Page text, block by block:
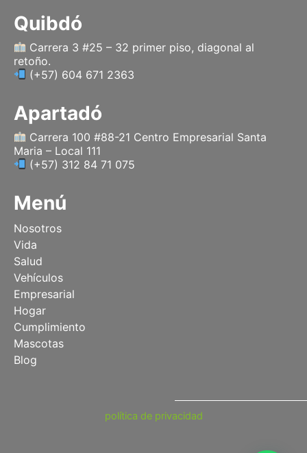
Quibdó
Carrera 3 #25 – 32 primer piso, diagonal al
retoño.
(+57) 604 671 2363
Apartadó
Carrera 100 #88-21 Centro Empresarial Santa
Maria – Local 111
(+57) 312 84 71 075
Menú
Nosotros
Vida
Salud
Vehículos
Empresarial
Hogar
Cumplimiento
Mascotas
Blog
política de privacidad